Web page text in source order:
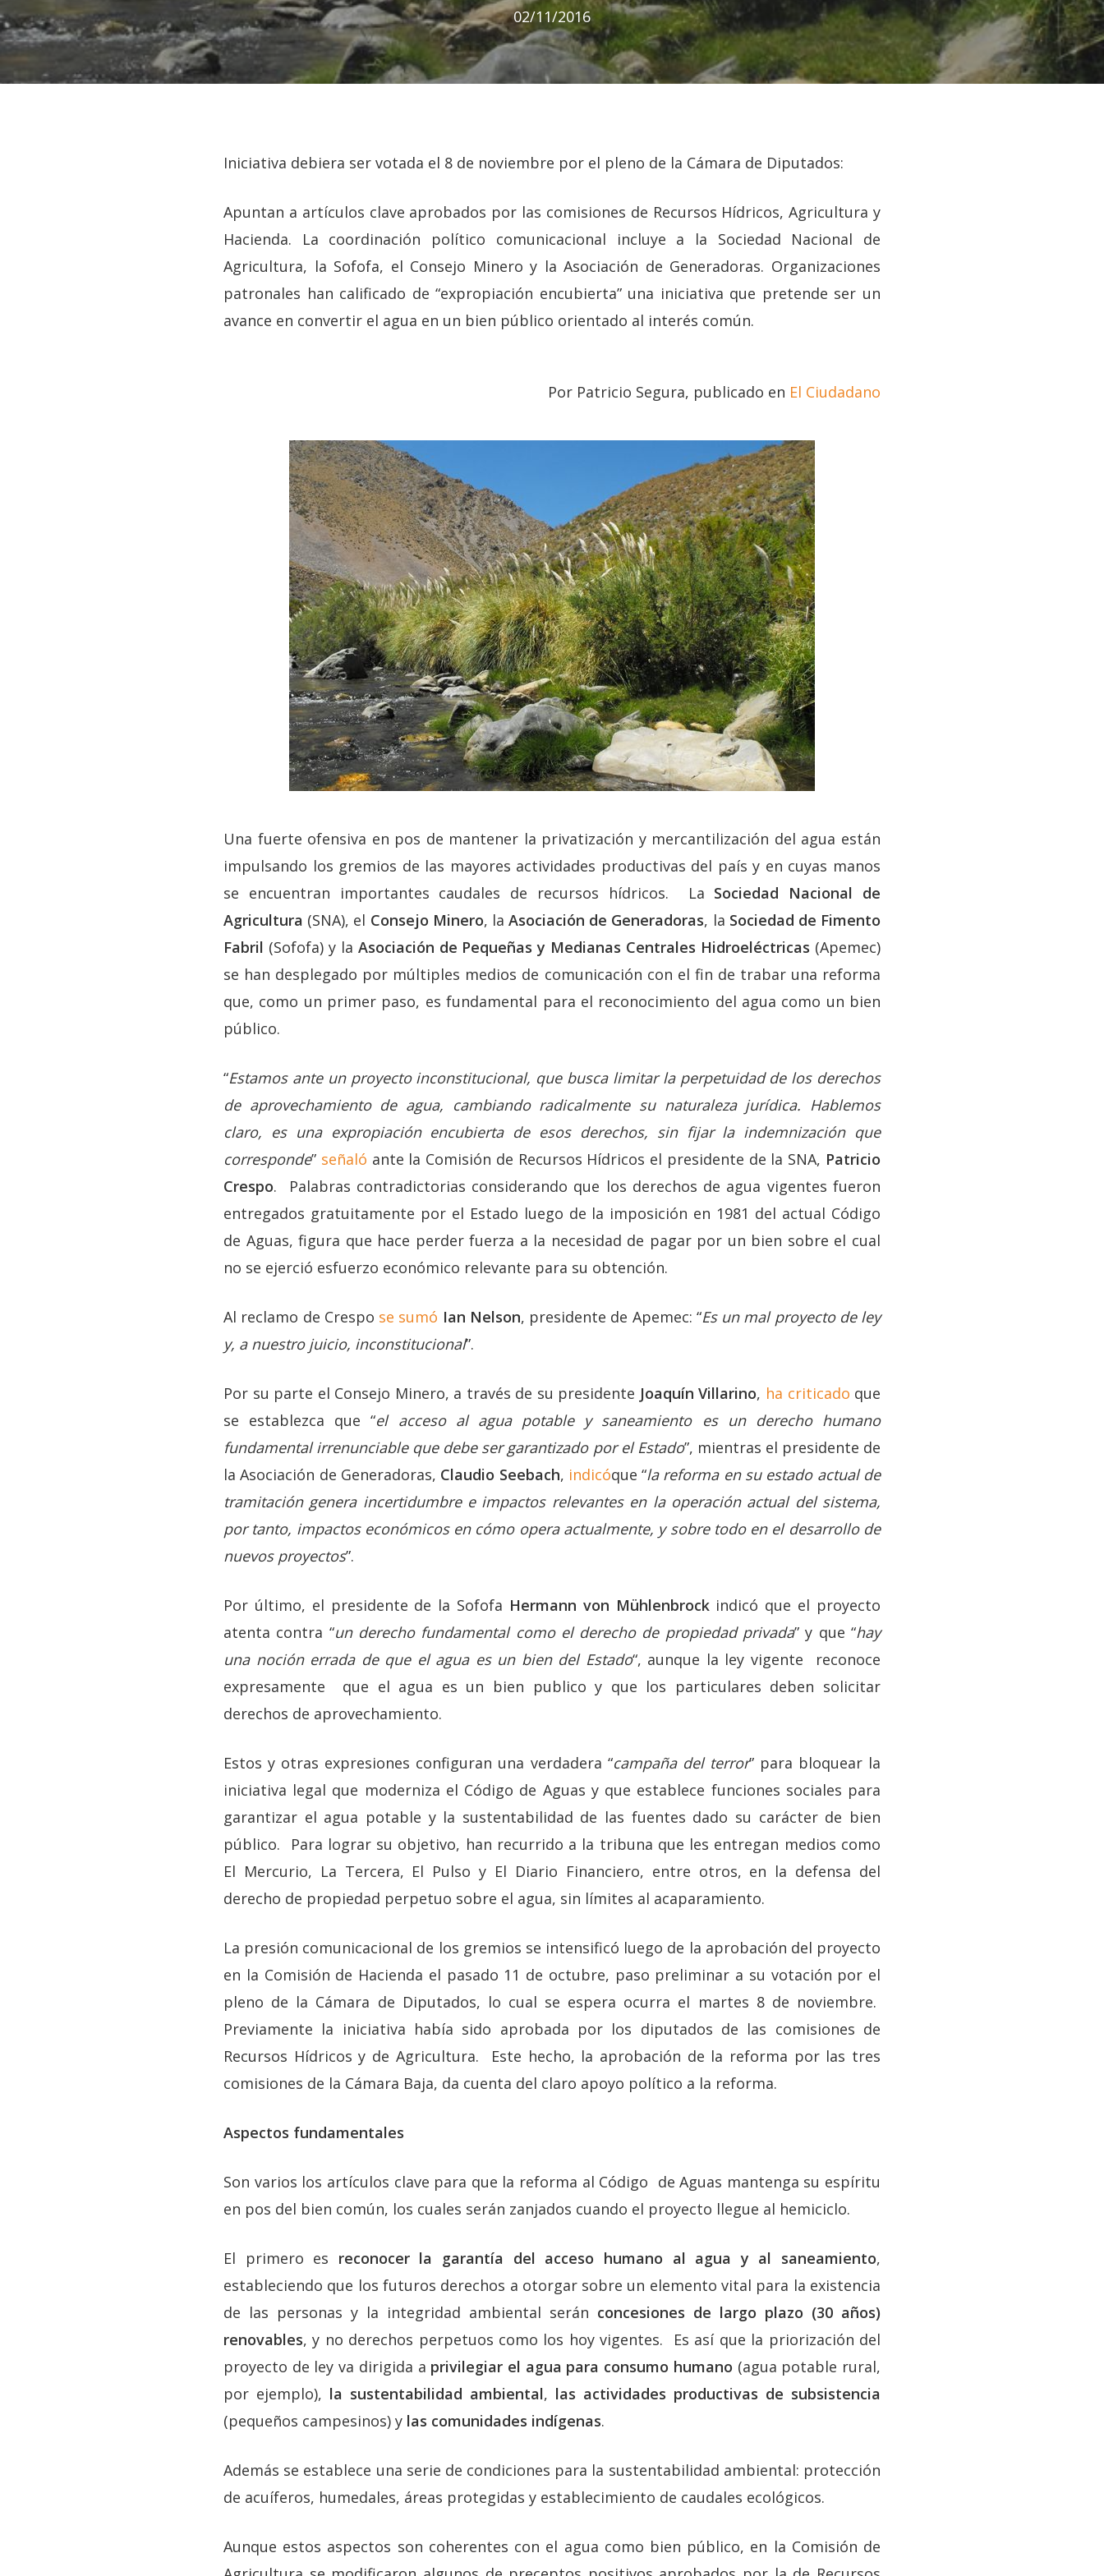
Hit enter to search or ESC to close
02/11/2016
Iniciativa debiera ser votada el 8 de noviembre por el pleno de la Cámara de Diputados:
Apuntan a artículos clave aprobados por las comisiones de Recursos Hídricos, Agricultura y
Hacienda. La coordinación político comunicacional incluye a la Sociedad Nacional de
Agricultura, la Sofofa, el Consejo Minero y la Asociación de Generadoras. Organizaciones
patronales han calificado de “expropiación encubierta” una iniciativa que pretende ser un
avance en convertir el agua en un bien público orientado al interés común.
Por Patricio Segura, publicado en El Ciudadano
Una fuerte ofensiva en pos de mantener la privatización y mercantilización del agua están
impulsando los gremios de las mayores actividades productivas del país y en cuyas manos
se encuentran importantes caudales de recursos hídricos. La Sociedad Nacional de
Agricultura (SNA), el Consejo Minero, laAsociación de Generadoras, la Sociedad de Fimento
Fabril (Sofofa) y la Asociación de Pequeñas y Medianas Centrales Hidroeléctricas (Apemec)
se han desplegado por múltiples medios de comunicación con el fin de trabar una reforma
que, como un primer paso, es fundamental para el reconocimiento del agua como un bien
público.
“Estamos ante un proyecto inconstitucional, que busca limitar la perpetuidad de los derechos
de aprovechamiento de agua, cambiando radicalmente su naturaleza jurídica. Hablemos
claro, es una expropiación encubierta de esos derechos, sin fijar la indemnización que
corresponde” señaló ante la Comisión de Recursos Hídricos el presidente de la SNA, Patricio
Crespo. Palabras contradictorias considerando que los derechos de agua vigentes fueron
entregados gratuitamente por el Estado luego de la imposición en 1981 del actual Código
de Aguas, figura que hace perder fuerza a la necesidad de pagar por un bien sobre el cual
no se ejerció esfuerzo económico relevante para su obtención.
Al reclamo de Crespo se sumó Ian Nelson, presidente de Apemec: “Es un mal proyecto de ley
y, a nuestro juicio, inconstitucional”.
Por su parte el Consejo Minero, a través de su presidente Joaquín Villarino, ha criticado que
se establezca que “el acceso al agua potable y saneamiento es un derecho humano
fundamental irrenunciable que debe ser garantizado por el Estado”, mientras el presidente de
la Asociación de Generadoras, Claudio Seebach, indicóque “la reforma en su estado actual de
tramitación genera incertidumbre e impactos relevantes en la operación actual del sistema,
por tanto, impactos económicos en cómo opera actualmente, y sobre todo en el desarrollo de
nuevos proyectos”.
Por último, el presidente de la Sofofa Hermann von Mühlenbrock indicó que el proyecto
atenta contra “un derecho fundamental como el derecho de propiedad privada” y que “hay
una noción errada de que el agua es un bien del Estado“, aunque la ley vigente reconoce
expresamente que el agua es un bien publico y que los particulares deben solicitar
derechos de aprovechamiento.
Estos y otras expresiones configuran una verdadera “campaña del terror” para bloquear la
iniciativa legal que moderniza el Código de Aguas y que establece funciones sociales para
garantizar el agua potable y la sustentabilidad de las fuentes dado su carácter de bien
público. Para lograr su objetivo, han recurrido a la tribuna que les entregan medios como
El Mercurio, La Tercera, El Pulso y El Diario Financiero, entre otros, en la defensa del
derecho de propiedad perpetuo sobre el agua, sin límites al acaparamiento.
La presión comunicacional de los gremios se intensificó luego de la aprobación del proyecto
en la Comisión de Hacienda el pasado 11 de octubre, paso preliminar a su votación por el
pleno de la Cámara de Diputados, lo cual se espera ocurra el martes 8 de noviembre.
Previamente la iniciativa había sido aprobada por los diputados de las comisiones de
Recursos Hídricos y de Agricultura. Este hecho, la aprobación de la reforma por las tres
comisiones de la Cámara Baja, da cuenta del claro apoyo político a la reforma.
Aspectos fundamentales
Son varios los artículos clave para que la reforma al Código de Aguas mantenga su espíritu
en pos del bien común, los cuales serán zanjados cuando el proyecto llegue al hemiciclo.
El primero es reconocer la garantía del acceso humano al agua y al saneamiento,
estableciendo que los futuros derechos a otorgar sobre un elemento vital para la existencia
de las personas y la integridad ambiental serán concesiones de largo plazo (30 años)
renovables, y no derechos perpetuos como los hoy vigentes. Es así que la priorización del
proyecto de ley va dirigida a privilegiar el agua para consumo humano (agua potable rural,
por ejemplo), la sustentabilidad ambiental, las actividades productivas de subsistencia
(pequeños campesinos) y las comunidades indígenas.
Además se establece una serie de condiciones para la sustentabilidad ambiental: protección
de acuíferos, humedales, áreas protegidas y establecimiento de caudales ecológicos.
Aunque estos aspectos son coherentes con el agua como bien público, en la Comisión de